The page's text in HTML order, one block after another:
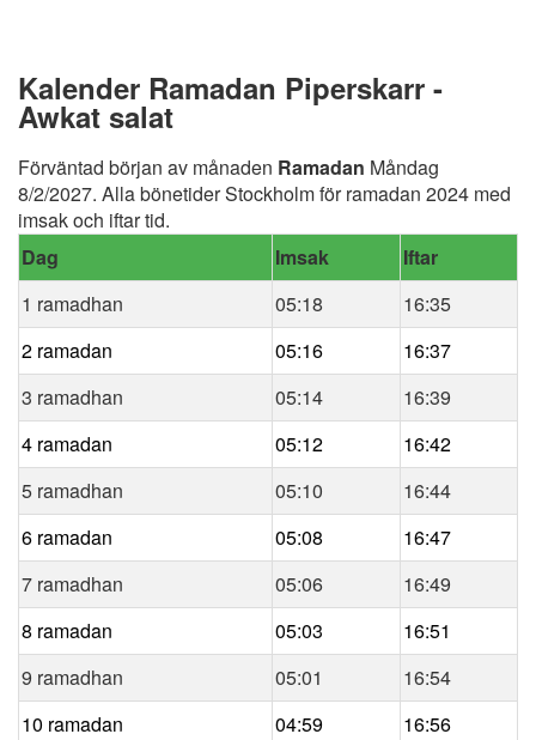
Kalender Ramadan Piperskarr -
Awkat salat
Förväntad början av månaden Ramadan Måndag
8/2/2027. Alla bönetider Stockholm för ramadan 2024 med
imsak och iftar tid.
Dag
Imsak
Iftar
1 ramadhan
05:18
16:35
2 ramadan
05:16
16:37
3 ramadhan
05:14
16:39
4 ramadan
05:12
16:42
5 ramadhan
05:10
16:44
6 ramadan
05:08
16:47
7 ramadhan
05:06
16:49
8 ramadan
05:03
16:51
9 ramadhan
05:01
16:54
10 ramadan
04:59
16:56